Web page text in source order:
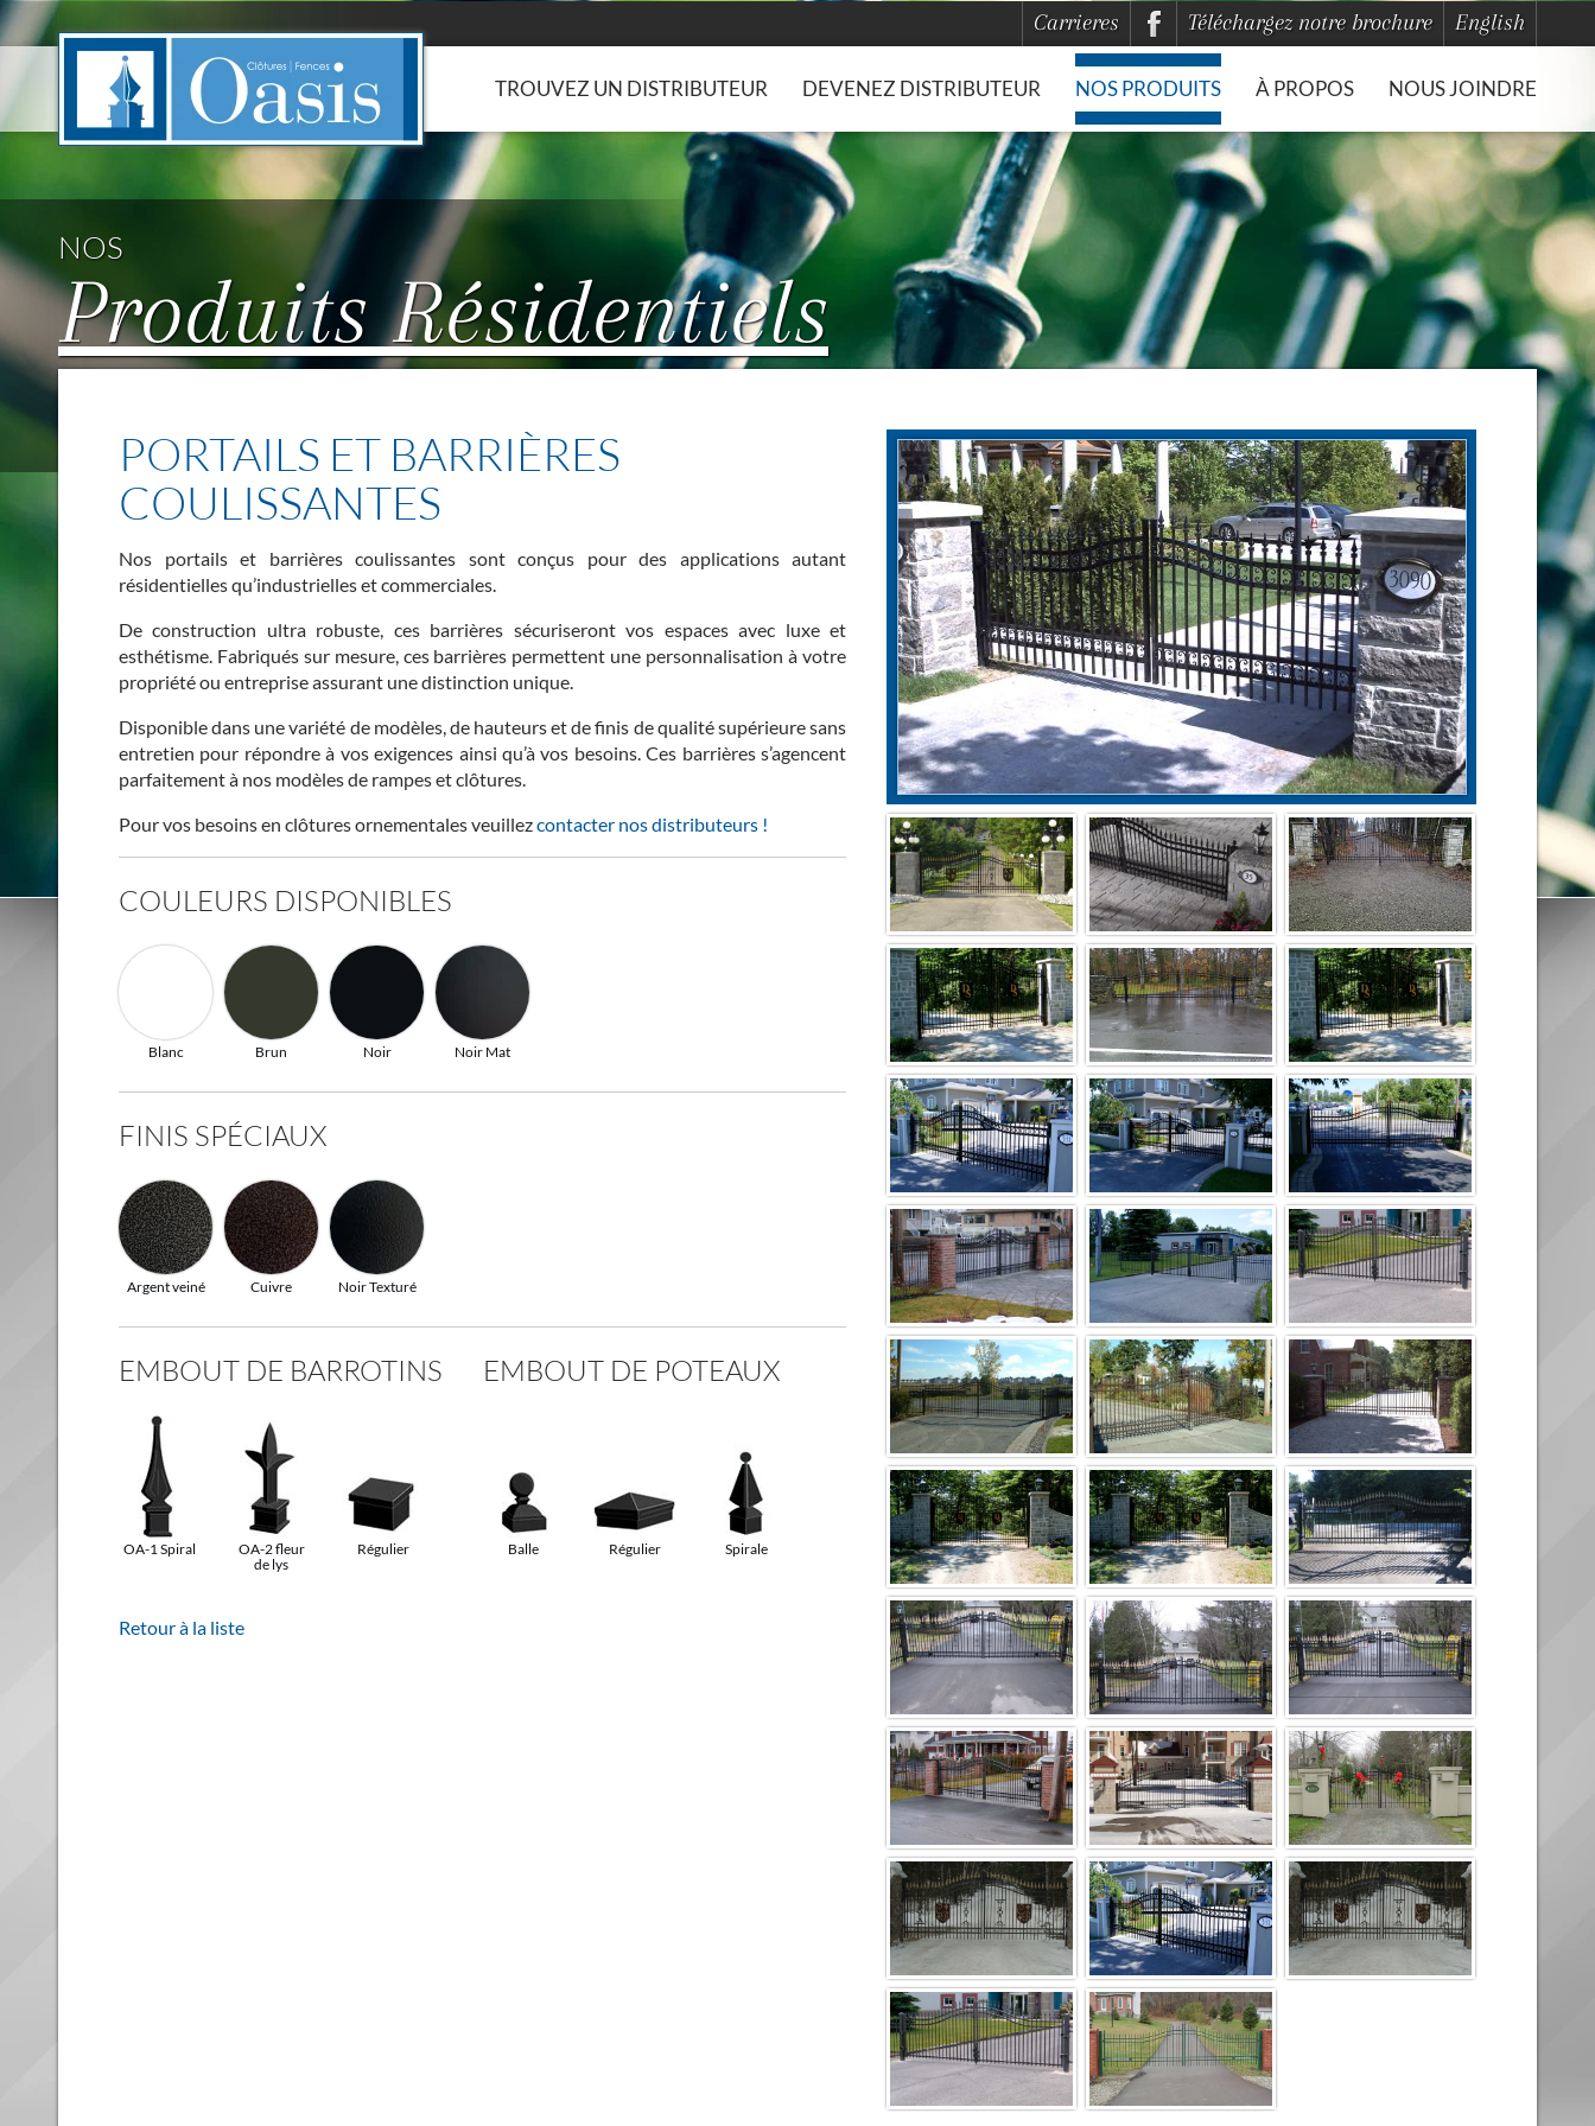
Panneau de gestion des cookies English
Téléchargez notre brochure
Carrieres
NOUS JOINDRE
À PROPOS
NOS PRODUITS
DEVENEZ DISTRIBUTEUR
TROUVEZ UN DISTRIBUTEUR
NOS
Produits Résidentiels
PORTAILS ET BARRIÈRES
COULISSANTES
Nos portails et barrières coulissantes sont conçus pour des applications autant
résidentielles qu’industrielles et commerciales.
De construction ultra robuste, ces barrières sécuriseront vos espaces avec luxe et
esthétisme. Fabriqués sur mesure, ces barrières permettent une personnalisation à votre
propriété ou entreprise assurant une distinction unique.
Disponible dans une variété de modèles, de hauteurs et de finis de qualité supérieure sans
entretien pour répondre à vos exigences ainsi qu’à vos besoins. Ces barrières s’agencent
parfaitement à nos modèles de rampes et clôtures.
Pour vos besoins en clôtures ornementales veuillezcontacter nos distributeurs !
COULEURS DISPONIBLES
Blanc Brun Noir Noir Mat
FINIS SPÉCIAUX
Argent veiné Cuivre Noir Texturé
EMBOUT DE BARROTINS
OA-1 Spiral
OA-2 fleur
de lys
Régulier
EMBOUT DE POTEAUX
Balle Régulier Spirale
Retour à la liste